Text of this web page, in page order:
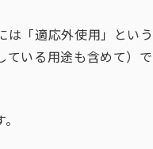
「適応外使用」という
ている用途も含めて）で